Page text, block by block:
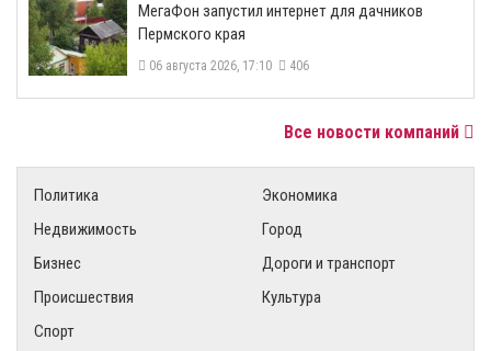
МегаФон запустил интернет для дачников
Пермского края
06 августа 2026, 17:10 406
Все новости компаний
Политика
Экономика
Недвижимость
Город
Бизнес
Дороги и транспорт
Происшествия
Культура
Спорт